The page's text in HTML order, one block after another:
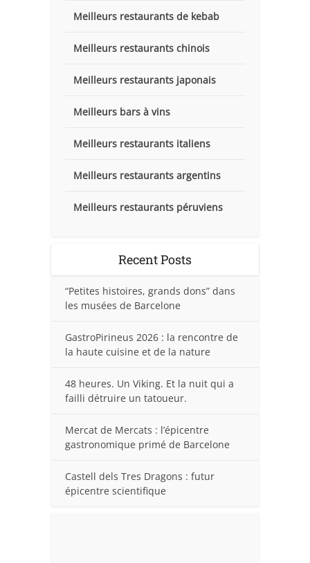
Meilleurs restaurants de kebab
Meilleurs restaurants chinois
Meilleurs restaurants japonais
Meilleurs bars à vins
Meilleurs restaurants italiens
Meilleurs restaurants argentins
Meilleurs restaurants péruviens
Recent Posts
“Petites histoires, grands dons” dans
les musées de Barcelone
GastroPirineus 2026 : la rencontre de
la haute cuisine et de la nature
48 heures. Un Viking. Et la nuit qui a
failli détruire un tatoueur.
Mercat de Mercats : l’épicentre
gastronomique primé de Barcelone
Castell dels Tres Dragons : futur
épicentre scientifique